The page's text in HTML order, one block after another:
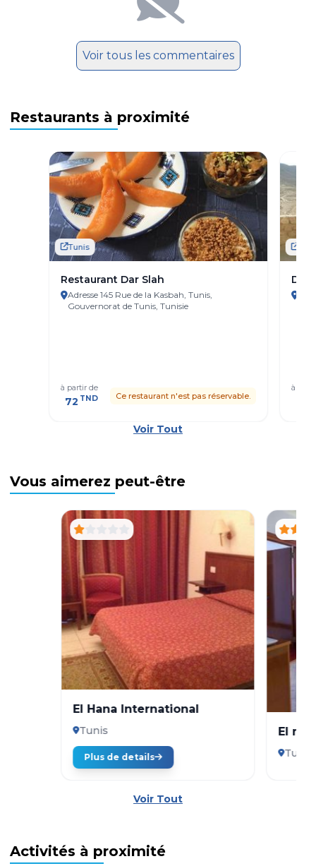
Voir tous les commentaires
Restaurants à proximité
Tunis
Restaurant Dar Slah
Adresse 145 Rue de la Kasbah, Tunis,
Gouvernorat de Tunis, Tunisie
à partir de
72 TND Ce restaurant n'est pas réservable.
Dar
à
Voir Tout
Vous aimerez peut-être
El Hana International
Tunis
Plus de details
El
Tunis
Voir Tout
Activités à proximité